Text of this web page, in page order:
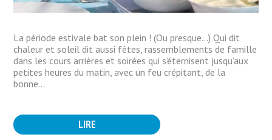
La période estivale bat son plein ! (Ou presque…) Qui dit
chaleur et soleil dit aussi fêtes, rassemblements de famille
dans les cours arrières et soirées qui s’éternisent jusqu’aux
petites heures du matin, avec un feu crépitant, de la
bonne...
LIRE